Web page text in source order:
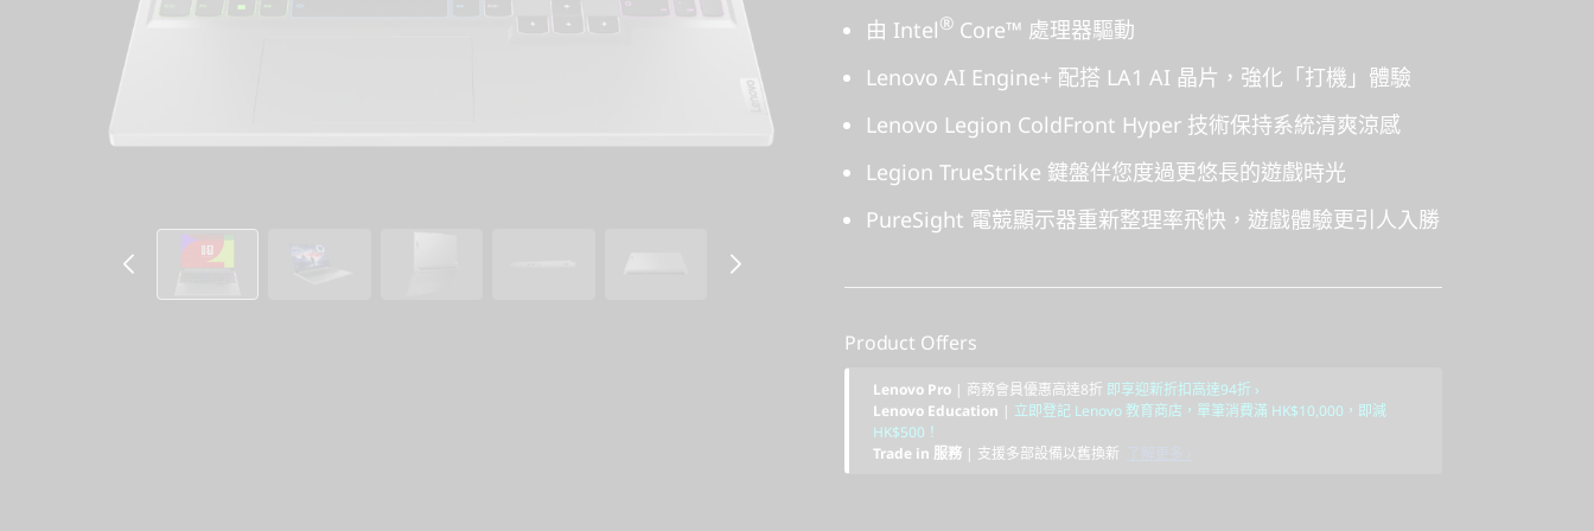
由 Intel® Core™ 處理器驅動
Lenovo AI Engine+ 配搭 LA1 AI 晶片，強化「打機」體驗
Lenovo Legion ColdFront Hyper 技術保持系統清爽涼感
Legion TrueStrike 鍵盤伴您度過更悠長的遊戲時光
PureSight 電競顯示器重新整理率飛快，遊戲體驗更引人入勝
Product Offers
Lenovo Pro | 商務會員優惠高達8折 即享迎新折扣高達94折 ›
Lenovo Education | 立即登記 Lenovo 教育商店，單筆消費滿 HK$10,000，即減
HK$500！
Trade in 服務 | 支援多部設備以舊換新